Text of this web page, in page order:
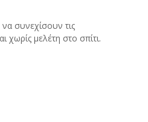
συνεχίσουν τις
χωρίς μελέτη στο σπίτι.